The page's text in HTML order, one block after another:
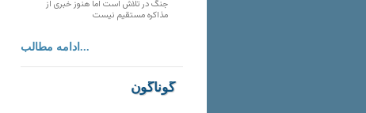
جنگ در تلاش است اما هنوز خبری از
مذاکره مستقیم نیست
ادامه مطالب...
گوناگون